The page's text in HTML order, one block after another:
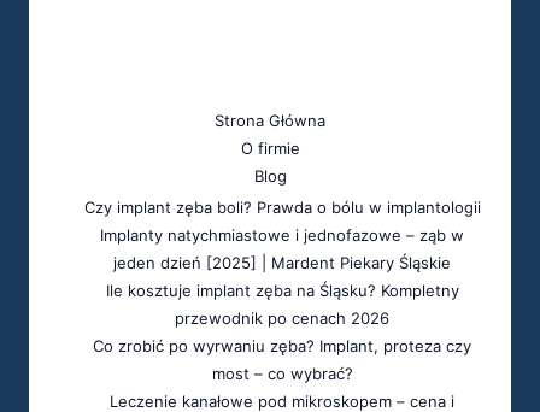
Strona Główna
O firmie
Blog
Czy implant zęba boli? Prawda o bólu w implantologii
Implanty natychmiastowe i jednofazowe – ząb w
jeden dzień [2025] | Mardent Piekary Śląskie
Ile kosztuje implant zęba na Śląsku? Kompletny
przewodnik po cenach 2026
Co zrobić po wyrwaniu zęba? Implant, proteza czy
most – co wybrać?
Leczenie kanałowe pod mikroskopem – cena i